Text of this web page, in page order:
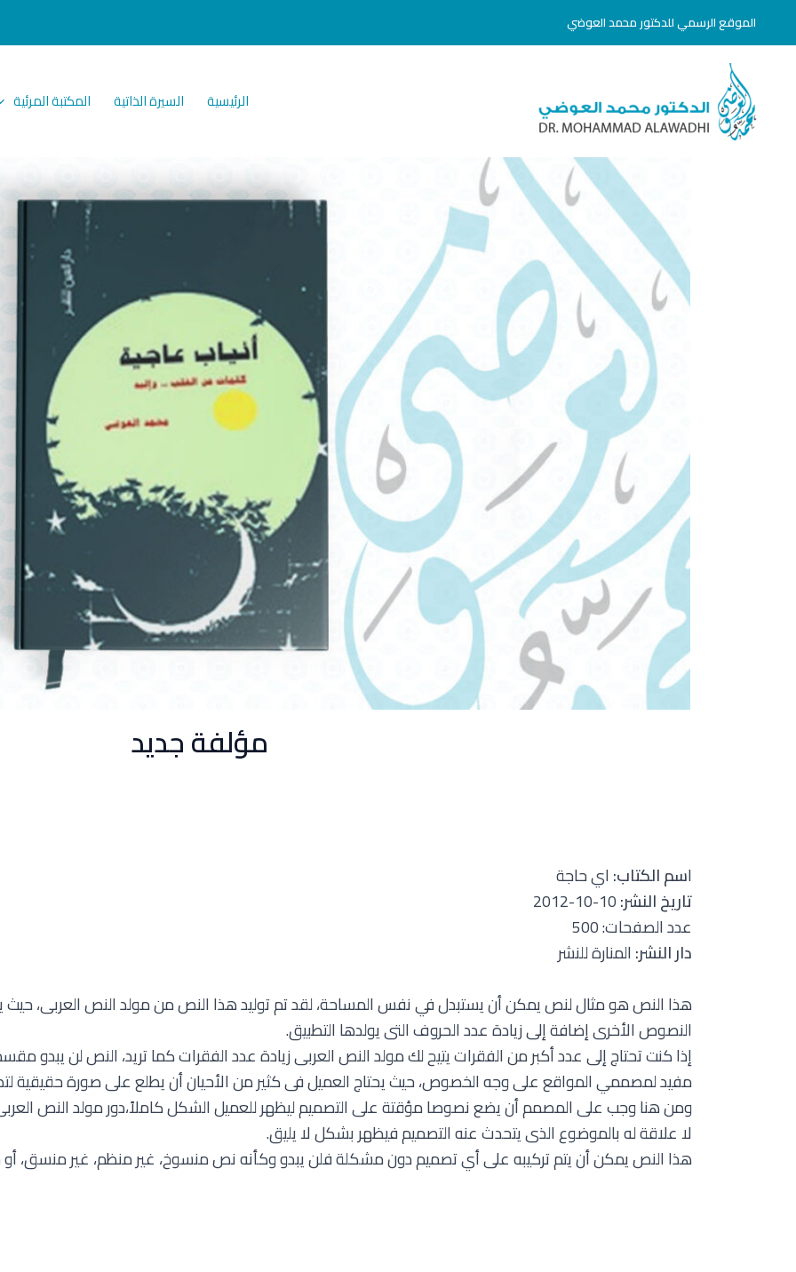
إلى
الموقع الرسمي للدكتور محمد العوضي
الرئيسية السيرة الذاتية المكتبة المرئية
مؤلفة جديد
اسم الكتاب: اي حاجة
تاريخ النشر:10-10-2012
عدد الصفحات: 500
دار النشر: المنارة للنشر
هذا النص هو مثال لنص يمكن أن يستبدل في نفس المساحة، لقد تم توليد هذا النص من مولد النص العربى، حيث
النصوص الأخرى إضافة إلى زيادة عدد الحروف التى يولدها التطبيق.
إذا كنت تحتاج إلى عدد أكبر من الفقرات يتيح لك مولد النص العربى زيادة عدد الفقرات كما تريد، النص لن يبدو
مفيد لمصممي المواقع على وجه الخصوص، حيث يحتاج العميل فى كثير من الأحيان أن يطلع على صورة حقيقية
ومن هنا وجب على المصمم أن يضع نصوصا مؤقتة على التصميم ليظهر للعميل الشكل كاملاً،دور مولد النص
لا علاقة له بالموضوع الذى يتحدث عنه التصميم فيظهر بشكل لا يليق.
هذا النص يمكن أن يتم تركيبه على أي تصميم دون مشكلة فلن يبدو وكأنه نص منسوخ، غير منظم، غير منسق، أو